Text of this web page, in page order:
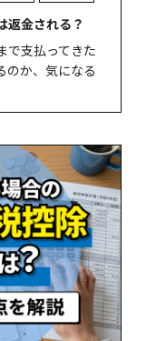
返金される？
で支払ってきた
のか、気になる